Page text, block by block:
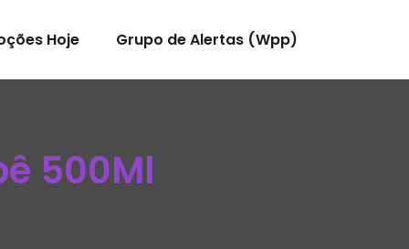
Hoje Grupo de Alertas (Wpp)
500Ml